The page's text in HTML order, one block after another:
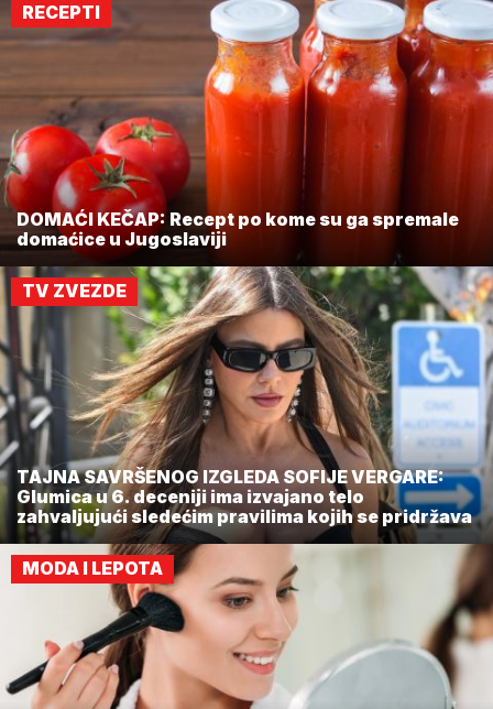
RECEPTI
DOMAĆI KEČAP: Recept po kome su ga spremale
domaćice u Jugoslaviji
TV ZVEZDE
TAJNA SAVRŠENOG IZGLEDA SOFIJE VERGARE:
Glumica u 6. deceniji ima izvajano telo
zahvaljujući sledećim pravilima kojih se pridržava
MODA I LEPOTA